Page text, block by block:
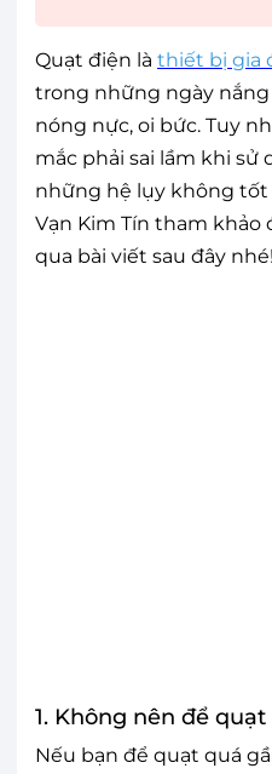
Quạt điện là thiết bị gia
trong những ngày
nóng nực, oi bức. Tuy
mắc phải sai lầm khi sử
những hệ lụy không tốt
Vạn Kim Tín tham khảo
qua bài viết sau đây nhé!
1. Không nên để
Nếu bạn để quạt quá